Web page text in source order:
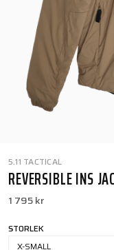
5.11 TACTICAL
REVERSIBLE INS
1 795 kr
STORLEK
X-SMALL